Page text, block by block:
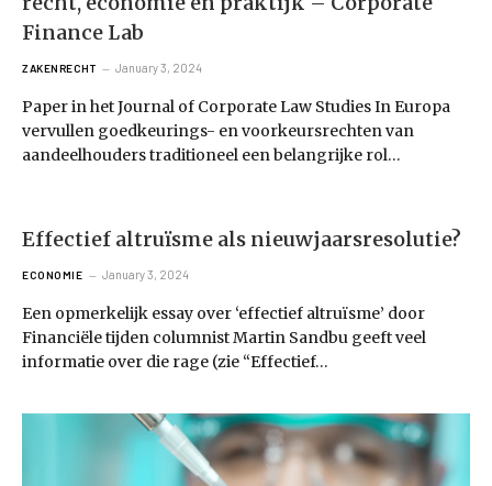
Finance Lab
ZAKENRECHT January 3, 2024
Paper in het Journal of Corporate Law Studies In Europa
vervullen goedkeurings- en voorkeursrechten van
aandeelhouders traditioneel een belangrijke rol…
Effectief altruïsme als nieuwjaarsresolutie?
ECONOMIE January 3, 2024
Een opmerkelijk essay over ‘effectief altruïsme’ ​​door
Financiële tijden columnist Martin Sandbu geeft veel
informatie over die rage (zie “Effectief…